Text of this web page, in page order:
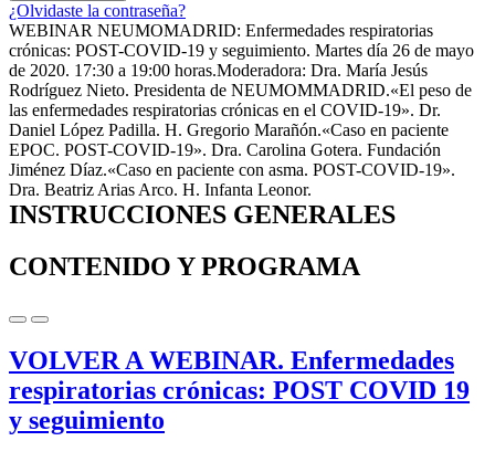
¿Olvidaste la contraseña?
WEBINAR NEUMOMADRID: Enfermedades respiratorias
crónicas: POST-COVID-19 y seguimiento. Martes día 26 de mayo
de 2020. 17:30 a 19:00 horas.Moderadora: Dra. María Jesús
Rodríguez Nieto. Presidenta de NEUMOMMADRID.«El peso de
las enfermedades respiratorias crónicas en el COVID-19». Dr.
Daniel López Padilla. H. Gregorio Marañón.«Caso en paciente
EPOC. POST-COVID-19». Dra. Carolina Gotera. Fundación
Jiménez Díaz.«Caso en paciente con asma. POST-COVID-19».
Dra. Beatriz Arias Arco. H. Infanta Leonor.
INSTRUCCIONES GENERALES
CONTENIDO Y PROGRAMA
VOLVER A WEBINAR. Enfermedades
respiratorias crónicas: POST COVID 19
y seguimiento